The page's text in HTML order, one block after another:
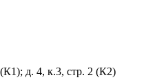
д. 4, к.3, стр. 2 (К2)